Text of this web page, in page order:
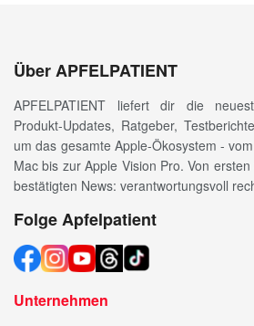
Über APFELPATIENT
APFELPATIENT liefert dir die
Produkt-Updates, Ratgeber,
um das gesamte Apple-Ökosystem -
Mac bis zur Apple Vision Pro. Von
bestätigten News: verantwortungsvoll
Folge Apfelpatient
Unternehmen